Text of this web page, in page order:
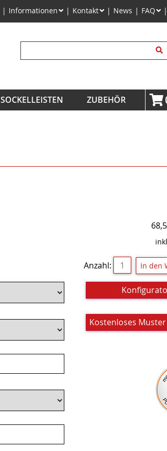
Informationen Kontakt News FAQ
Suchbegriffe
SOCKELLEISTEN ZUBEHÖR
Anzahl:
Kostenloses